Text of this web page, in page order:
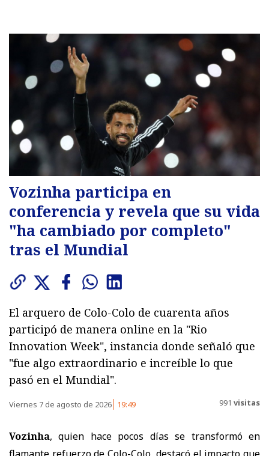
Vozinha participa en
conferencia y revela que su vida
"ha cambiado por completo"
tras el Mundial
El arquero de Colo-Colo de cuarenta años
participó de manera online en la "Rio
Innovation Week", instancia donde señaló que
"fue algo extraordinario e increíble lo que
pasó en el Mundial".
Viernes 7 de agosto de 2026 19:49 991 visitas
Vozinha, quien hace pocos días se transformó en